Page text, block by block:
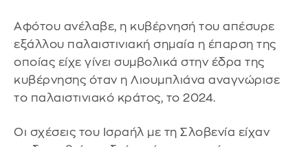
Αφότου ανέλαβε, η κυβέρνησή του απέσυρε
εξάλλου παλαιστινιακή σημαία η έπαρση της
οποίας είχε γίνει συμβολικά στην έδρα της
κυβέρνησης όταν η Λιουμπλιάνα αναγνώρισε
το παλαιστινιακό κράτος, το 2024.
Οι σχέσεις του Ισραήλ με τη Σλοβενία είχαν